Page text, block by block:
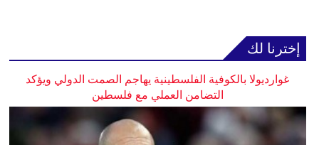
إخترنا لك
غوارديولا بالكوفية الفلسطينية يهاجم الصمت الدولي ويؤكد
التضامن العملي مع فلسطين